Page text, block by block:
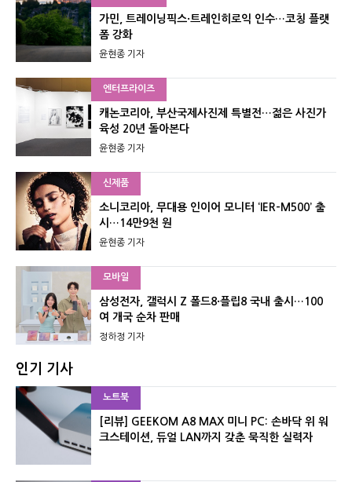
가민, 트레이닝픽스·트레인히로익 인수…코칭 플랫
폼 강화
윤현종 기자
엔터프라이즈
캐논코리아, 부산국제사진제 특별전…젊은 사진가
육성 20년 돌아본다
윤현종 기자
신제품
소니코리아, 무대용 인이어 모니터 ‘IER-M500’ 출
시…14만9천 원
윤현종 기자
모바일
삼성전자, 갤럭시 Z 폴드8·플립8 국내 출시…100
여 개국 순차 판매
정하정 기자
인기 기사
노트북
[리뷰] GEEKOM A8 MAX 미니 PC: 손바닥 위 워
크스테이션, 듀얼 LAN까지 갖춘 묵직한 실력자